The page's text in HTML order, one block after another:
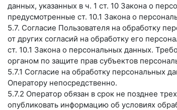
данных, указанных в ч. 1 ст. 10 Закона о
предусмотренные ст. 10.1 Закона о
5.7. Согласие Пользователя на обработку
от других согласий на обработку его
ст. 10.1 Закона о персональных данных.
органом по защите прав субъектов
5.7.1 Согласие на обработку персональных
Оператору непосредственно.
5.7.2 Оператор обязан в срок не позднее
опубликовать информацию об условиях